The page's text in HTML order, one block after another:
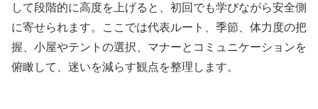
して段階的に高度を上げると、初回でも学びながら安全側
に寄せられます。ここでは代表ルート、季節、体力度の把
握、小屋やテントの選択、マナーとコミュニケーションを
俯瞰して、迷いを減らす観点を整理します。